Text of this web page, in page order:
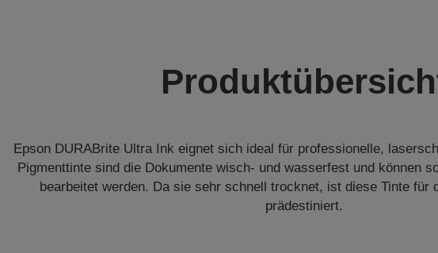
Epson DURABrite Ultra Ink eignet sich ideal für professionelle,
Pigmenttinte sind die Dokumente wisch- und wasserfest und können
bearbeitet werden. Da sie sehr schnell trocknet, ist diese Tinte für
prädestiniert.